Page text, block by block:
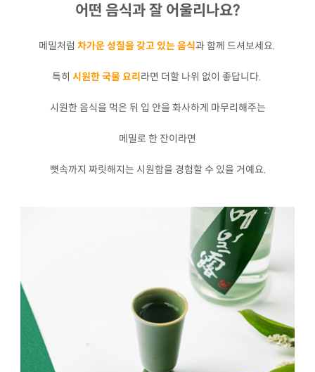
어떤 음식과 잘 어울리나요?
메밀처럼 차가운 성질을 갖고 있는 음식과 함께 드셔보세요.
특히 시원한 국물 요리라면 더할 나위 없이 좋답니다.
시원한 음식을 먹은 뒤 입 안을 화사하게 마무리해주는
메밀로 한 잔이라면
뼛속까지 짜릿해지는 시원함을 경험할 수 있을 거예요.